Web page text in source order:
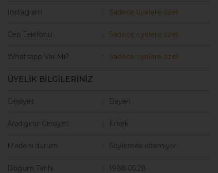
Instagram Sadece üyelere özel
Cep Telefonu Sadece üyelere özel
Whatsapp Var Mı? Sadece üyelere özel
ÜYELİK BİLGİLERİNİZ
Cinsiyet Bayan
Aradığınız Cinsiyet Erkek
Medeni durum Söylemek istemiyor
Doğum Tarihi 1988.05.28